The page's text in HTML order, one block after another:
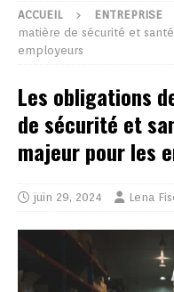
ACCUEIL ENTREPRISE
matière de sécurité et
employeurs
Les obligations
de sécurité et
majeur pour les
juin 29, 2024 Lena